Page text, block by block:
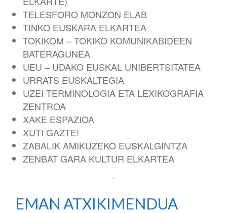
TELESFORO MONZON ELAB
TINKO EUSKARA ELKARTEA
TOKIKOM – TOKIKO KOMUNIKABIDEEN
BATERAGUNEA
UEU – UDAKO EUSKAL UNIBERTSITATEA
URRATS EUSKALTEGIA
UZEI TERMINOLOGIA ETA LEXIKOGRAFIA
ZENTROA
XAKE ESPAZIOA
XUTI GAZTE!
ZABALIK AMIKUZEKO EUSKALGINTZA
ZENBAT GARA KULTUR ELKARTEA
–
EMAN ATXIKIMENDUA